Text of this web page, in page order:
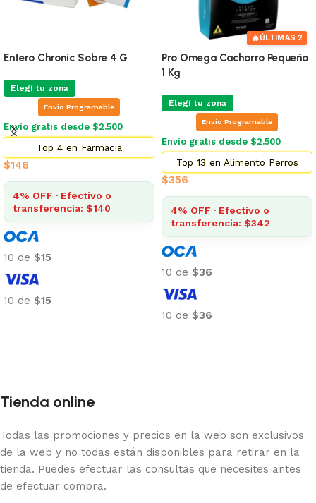
Entero Chronic Sobre 4 G
Elegí tu zona
Envio Programable
Envío gratis desde $2.500
Top 4 en Farmacia
$146
4% OFF · Efectivo o
transferencia: $140
10 de $15
10 de $15
🔥ÚLTIMAS 2
Pro Omega Cachorro Pequeño
1 Kg
Elegí tu zona
Envio Programable
Envío gratis desde $2.500
Top 13 en Alimento Perros
$356
4% OFF · Efectivo o
transferencia: $342
10 de $36
10 de $36
Tienda online
Todas las promociones y precios en la web son exclusivos
de la web y no todas están disponibles para retirar en la
tienda. Puedes efectuar las consultas que necesites antes
de efectuar compra.